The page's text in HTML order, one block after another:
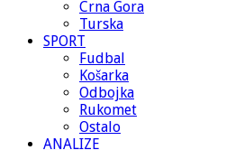
Crna Gora
Turska
SPORT
Fudbal
Košarka
Odbojka
Rukomet
Ostalo
ANALIZE